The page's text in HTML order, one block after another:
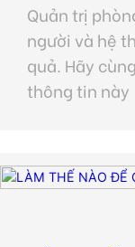
Quản trị
người và hệ
quả. Hãy
thông tin này